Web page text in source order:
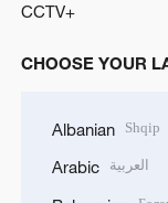
CCTV+
CHOOSE YOUR
Albanian Shqip
Arabic العربية